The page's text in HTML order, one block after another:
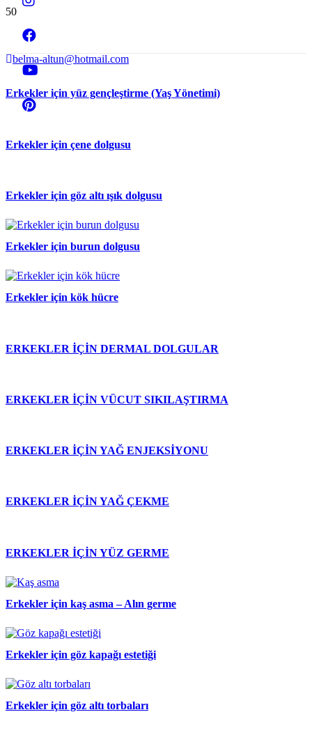
belma-altun@hotmail.com
Erkekler için yüz gençleştirme (Yaş Yönetimi)
Erkekler için çene dolgusu
Erkekler için göz altı ışık dolgusu
Erkekler için burun dolgusu
Erkekler için kök hücre
ERKEKLER İÇİN DERMAL DOLGULAR
ERKEKLER İÇİN VÜCUT SIKILAŞTIRMA
ERKEKLER İÇİN YAĞ ENJEKSİYONU
ERKEKLER İÇİN YAĞ ÇEKME
ERKEKLER İÇİN YÜZ GERME
Erkekler için kaş asma – Alın germe
Erkekler için göz kapağı estetiği
Erkekler için göz altı torbaları